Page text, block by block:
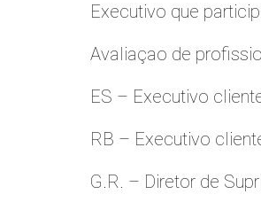
Executivo que
Avaliaçao de
ES – Executivo
RB – Executivo
G.R. – Diretor de